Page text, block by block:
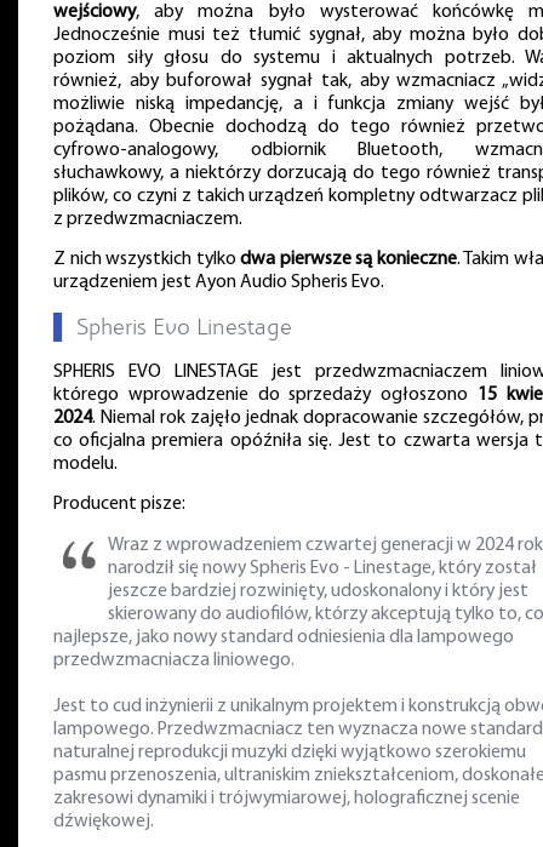
wejściowy, aby można było wysterować końcówkę
Jednocześnie musi też tłumić sygnał, aby można było
poziom siły głosu do systemu i aktualnych potrzeb.
również, aby buforował sygnał tak, aby wzmacniacz
możliwie niską impedancję, a i funkcja zmiany wejść
pożądana. Obecnie dochodzą do tego również
cyfrowo-analogowy, odbiornik Bluetooth,
słuchawkowy, a niektórzy dorzucają do tego również
plików, co czyni z takich urządzeń kompletny odtwarzacz
z przedwzmacniaczem.
Z nich wszystkich tylkodwa pierwsze są konieczne. Takim
urządzeniem jest Ayon Audio Spheris Evo.
Spheris Evo Linestage
SPHERIS EVO LINESTAGE jest przedwzmacniaczem
którego wprowadzenie do sprzedaży ogłoszono 15
2024. Niemal rok zajęło jednak dopracowanie szczegółów,
co oficjalna premiera opóźniła się. Jest to czwarta wersja
modelu.
Producent pisze:
Wraz z wprowadzeniem czwartej generacji w 2024
narodził się nowy Spheris Evo - Linestage, który został
jeszcze bardziej rozwinięty, udoskonalony i który jest
skierowany do audiofilów, którzy akceptują tylko to, co
najlepsze, jako nowy standard odniesienia dla lampowego
przedwzmacniacza liniowego.
Jest to cud inżynierii z unikalnym projektem i konstrukcją
lampowego. Przedwzmacniacz ten wyznacza nowe
naturalnej reprodukcji muzyki dzięki wyjątkowo szerokiemu
pasmu przenoszenia, ultraniskim zniekształceniom,
zakresowi dynamiki i trójwymiarowej, holograficznej scenie
dźwiękowej.